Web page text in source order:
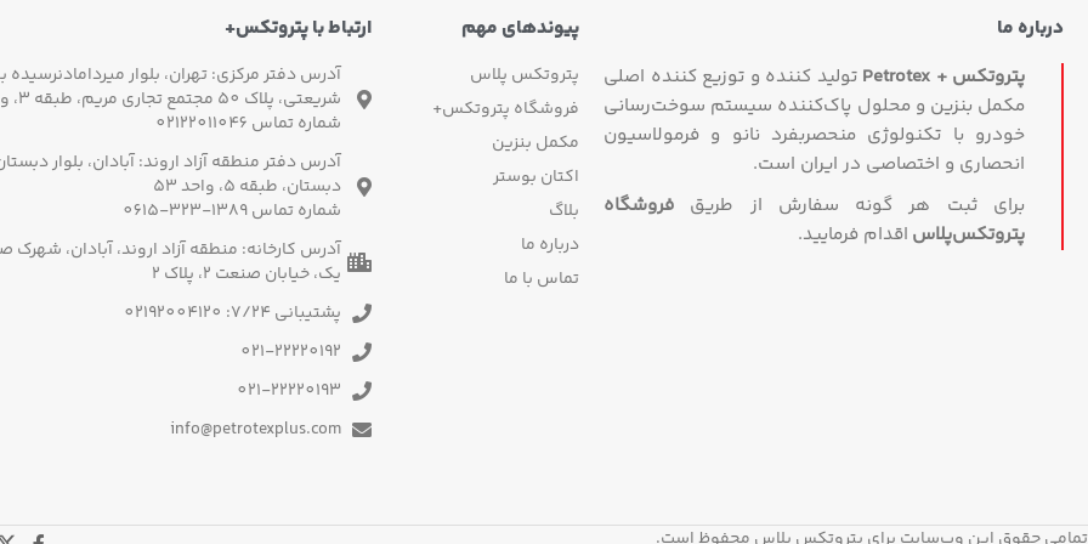
درباره ما
پتروتکس + Petrotex
تولید کننده و توزیع کننده اصلی
مکمل بنزین و محلول پاک‌کننده سیستم سوخت‌رسانی
خودرو با تکنولوژی منحصربفرد نانو و فرمولاسیون
انحصاری و اختصاصی در ایران است.
برای ثبت هر گونه سفارش از طریق فروشگاه
پتروتکس‏‌پلاس اقدام فرمایید.
پیوندهای مهم
پتروتکس پلاس
فروشگاه پتروتکس+
مکمل بنزین
اکتان بوستر
بلاگ
درباره ما
تماس با ما
ارتباط با پتروتکس+
آدرس دفتر مرکزی: تهران، بلوار میردامادنرسیده
شریعتی، پلاک 50 مجتمع تجاری مریم، طبقه 3، واحد 3
شماره تماس 02122011046
آدرس دفتر منطقه آزاد اروند: آبادان، بلوار
دبستان، طبقه 5، واحد 53
شماره تماس 1389-323-0615
آدرس کارخانه: منطقه آزاد اروند، آبادان،
یک، خیابان صنعت 2، پلاک 2
پشتیبانی 7/24: 02192004120
021-22220192
021-22220193
info@petrotexplus.com